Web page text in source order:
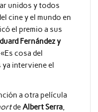
unidos y todos
cine y el mundo en
el premio a sus
Fernández y
cosa del
interviene el
a otra película
deAlbert Serra,